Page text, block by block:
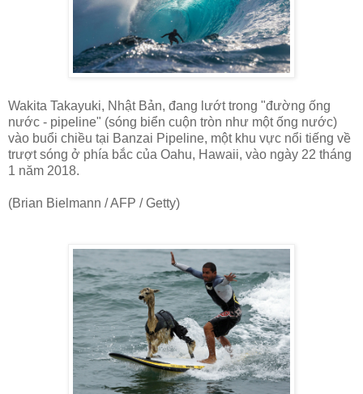
Wakita Takayuki, Nhật Bản, đang lướt trong "đường ống
nước - pipeline" (sóng biển cuộn tròn như một ống nước)
vào buổi chiều tại Banzai Pipeline, một khu vực nổi tiếng về
trượt sóng ở phía bắc của Oahu, Hawaii, vào ngày 22 tháng
1 năm 2018.
(Brian Bielmann / AFP / Getty)